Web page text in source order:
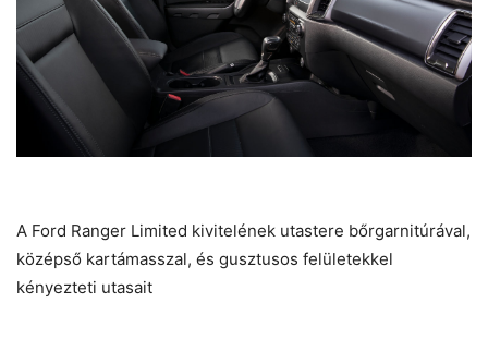
A Ford Ranger Limited kivitelének utastere bőrgarnitúrával,
középső kartámasszal, és gusztusos felületekkel
kényezteti utasait